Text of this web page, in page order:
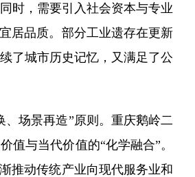
时，需要引入社会资本与专业
居品质。部分工业遗存在更新
了城市历史记忆，又满足了公
场景再造”原则。重庆鹅岭二
与当代价值的“化学融合”。
推动传统产业向现代服务业和